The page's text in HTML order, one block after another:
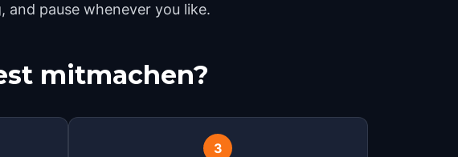
pause whenever you like.
mitmachen?
3